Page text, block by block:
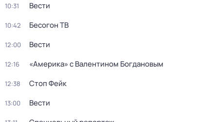
10:31 Вести
10:42 Бесогон ТВ
12:00 Вести
12:16 «Америка» с Валентином Богдановым
12:38 Стоп Фейк
13:00 Вести